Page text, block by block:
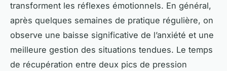
transforment les réflexes émotionnels. En général,
après quelques semaines de pratique régulière, on
observe une baisse significative de l’anxiété et une
meilleure gestion des situations tendues. Le temps
de récupération entre deux pics de pression